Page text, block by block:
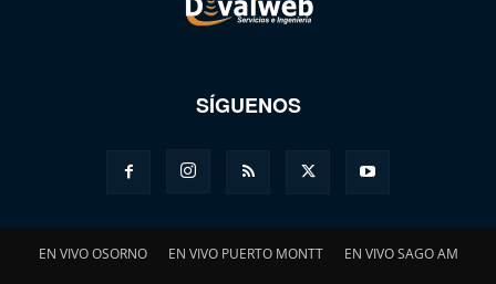
SÍGUENOS
EN VIVO OSORNO EN VIVO PUERTO MONTT EN VIVO SAGO AM